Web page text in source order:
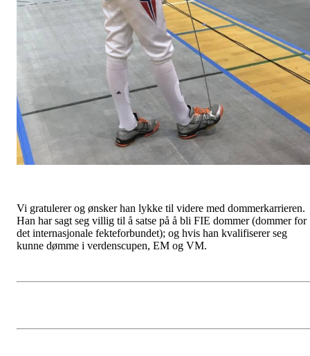
Vi gratulerer og ønsker han lykke til videre med dommerkarrieren.
Han har sagt seg villig til å satse på å bli FIE dommer (dommer for
det internasjonale fekteforbundet); og hvis han kvalifiserer seg
kunne dømme i verdenscupen, EM og VM.